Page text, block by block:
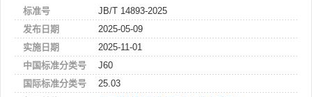
标准号
JB/T 14893-2025
发布日期
2025-05-09
实施日期
2025-11-01
中国标准分类号
J60
国际标准分类号
25.03